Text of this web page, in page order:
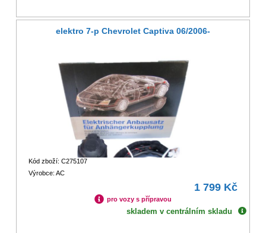
elektro 7-p Chevrolet Captiva 06/2006-
Kód zboží: C275107
Výrobce: AC
1 799 Kč
pro vozy s přípravou
skladem v centrálním skladu